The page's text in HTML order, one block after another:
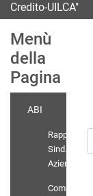
Credito-UILCA"
Menù
della
Pagina
ABI
Rappr.
Sind.
Aziendali
Comunicati